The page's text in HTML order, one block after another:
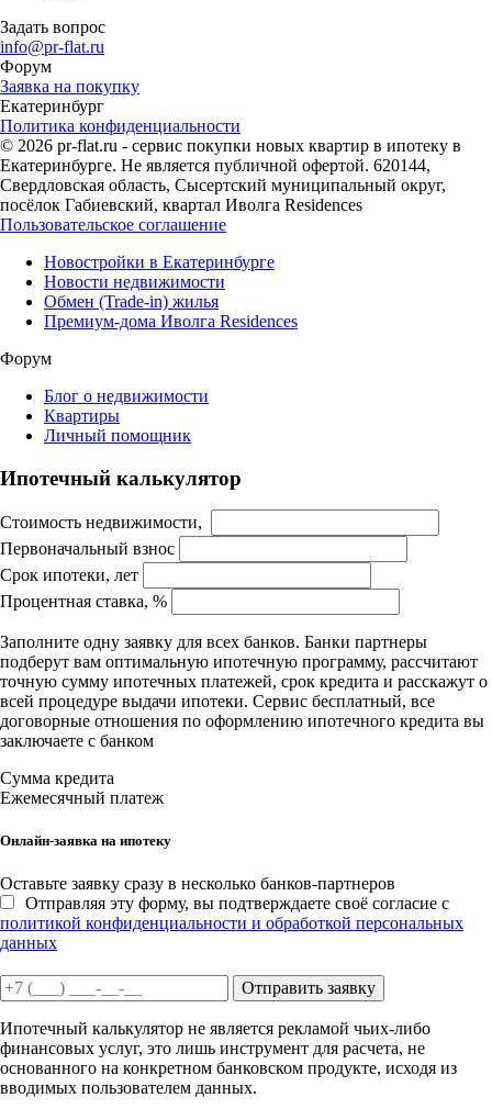
Задать вопрос
info@pr-flat.ru
Форум
Заявка на покупку
Екатеринбург
Политика конфиденциальности
© 2026 pr-flat.ru - сервис покупки новых квартир в ипотеку в
Екатеринбурге. Не является публичной офертой. 620144,
Свердловская область, Сысертский муниципальный округ,
посёлок Габиевский, квартал Иволга Residences
Пользовательское соглашение
Новостройки в Екатеринбурге
Новости недвижимости
Обмен (Trade-in) жилья
Премиум-дома Иволга Residences
Форум
Блог о недвижимости
Квартиры
Личный помощник
Ипотечный калькулятор
Стоимость недвижимости,
Первоначальный взнос
Срок ипотеки, лет
Процентная ставка, %
Заполните одну заявку для всех банков. Банки партнеры
подберут вам оптимальную ипотечную программу, рассчитают
точную сумму ипотечных платежей, срок кредита и расскажут о
всей процедуре выдачи ипотеки. Сервис бесплатный, все
договорные отношения по оформлению ипотечного кредита вы
заключаете с банком
Сумма кредита
Ежемесячный платеж
Онлайн-заявка на ипотеку
Оставьте заявку сразу в несколько банков-партнеров
Отправляя эту форму, вы подтверждаете своё согласие с
политикой конфиденциальности и обработкой персональных
данных
Отправить заявку
Ипотечный калькулятор не является рекламой чьих-либо
финансовых услуг, это лишь инструмент для расчета, не
основанного на конкретном банковском продукте, исходя из
вводимых пользователем данных.